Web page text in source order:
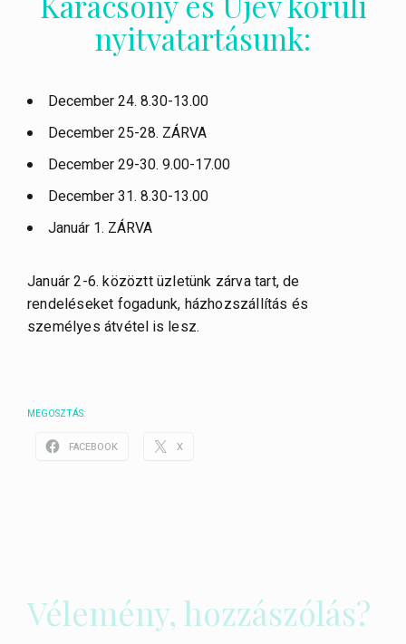
nyitvatartásunk:
December 24. 8.30-13.00
December 25-28. ZÁRVA
December 29-30. 9.00-17.00
December 31. 8.30-13.00
Január 1. ZÁRVA
Január 2-6. közöztt üzletünk zárva tart, de
rendeléseket fogadunk, házhozszállítás és
személyes átvétel is lesz.
MEGOSZTÁS:
FACEBOOK X
Vélemény, hozzászólás?